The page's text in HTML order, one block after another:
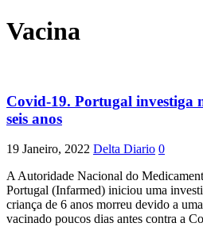
Vacina
Covid-19. Portugal investiga
seis anos
19 Janeiro, 2022 Delta Diario 0
A Autoridade Nacional do
Portugal (Infarmed) iniciou uma
criança de 6 anos morreu devido a
vacinado poucos dias antes contra a